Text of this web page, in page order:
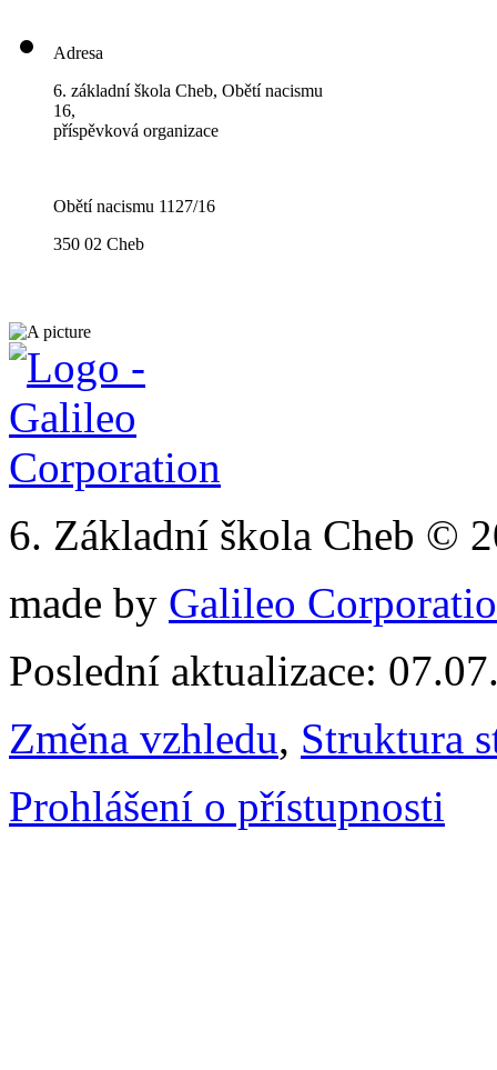
Adresa
6. základní škola Cheb, Obětí nacismu
16,
příspěvková organizace
Obětí nacismu 1127/16
350 02 Cheb
6. Základní škola Cheb ©
made by Galileo
Poslední aktualizace:
Změna vzhledu, Struktura
Prohlášení o přístupnosti